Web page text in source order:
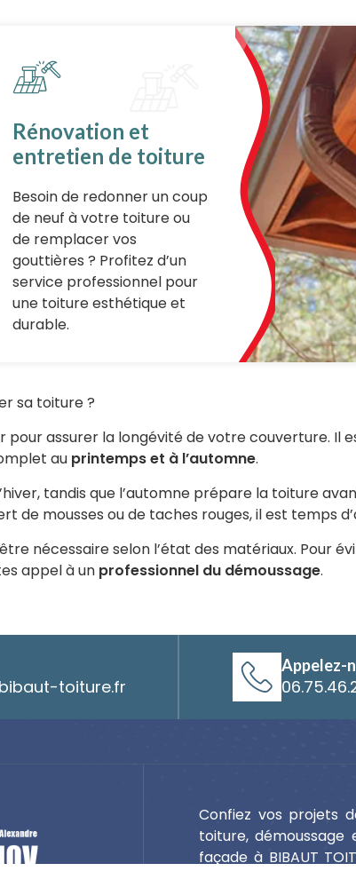
Rénovation et
entretien de toiture
Besoin de redonner un coup
de neuf à votre toiture ou
de remplacer vos
gouttières ? Profitez d’un
service professionnel pour
une toiture esthétique et
durable.
sa toiture ?
pour assurer la longévité de votre couverture. Il
au printemps et à l’automne.
tandis que l’automne prépare la toiture
de mousses ou de taches rouges, il est temps
nécessaire selon l’état des matériaux. Pour
appel à un professionnel du démoussage.
Appelez-
Confiez vos projets
toiture,
façade à BIBAUT